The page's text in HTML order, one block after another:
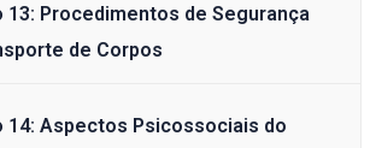
13: Procedimentos de Segurança
de Corpos
14: Aspectos Psicossociais do